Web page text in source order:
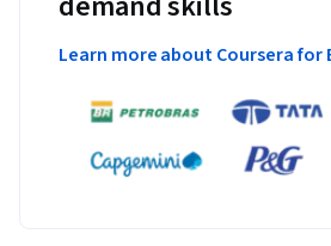
Learn more about Coursera for